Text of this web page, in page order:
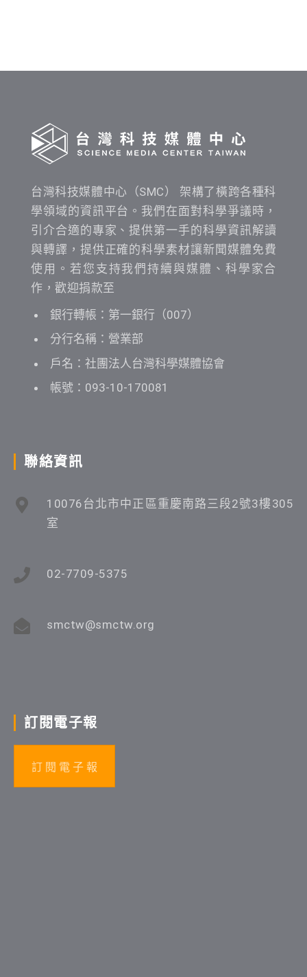
台灣科技媒體中心（SMC） 架構了橫跨各種科
學領域的資訊平台。我們在面對科學爭議時，
引介合適的專家、提供第一手的科學資訊解讀
與轉譯，提供正確的科學素材讓新聞媒體免費
使用。若您支持我們持續與媒體、科學家合
作，歡迎捐款至
銀行轉帳：第一銀行（007）
分行名稱：營業部
戶名：社團法人台灣科學媒體協會
帳號：093-10-170081
聯絡資訊
10076台北市中正區重慶南路三段2號3樓305
室
02-7709-5375
smctw@smctw.org
訂閱電子報
訂 閱 電 子 報